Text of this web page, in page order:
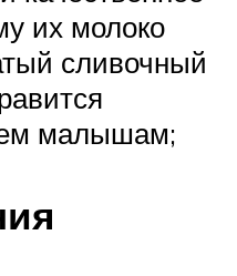
их молоко
сливочный
малышам;